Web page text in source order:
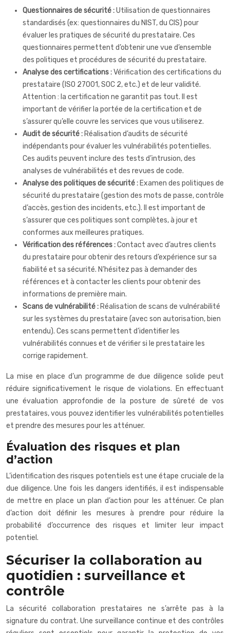
Questionnaires de sécurité :Utilisation de questionnaires
standardisés (ex: questionnaires du NIST, du CIS) pour
évaluer les pratiques de sécurité du prestataire. Ces
questionnaires permettent d’obtenir une vue d’ensemble
des politiques et procédures de sécurité du prestataire.
Analyse des certifications :Vérification des certifications du
prestataire (ISO 27001, SOC 2, etc.) et de leur validité.
Attention : la certification ne garantit pas tout. Il est
important de vérifier la portée de la certification et de
s’assurer qu’elle couvre les services que vous utiliserez.
Audit de sécurité : Réalisation d’audits de sécurité
indépendants pour évaluer les vulnérabilités potentielles.
Ces audits peuvent inclure des tests d’intrusion, des
analyses de vulnérabilités et des revues de code.
Analyse des politiques de sécurité : Examen des politiques de
sécurité du prestataire (gestion des mots de passe, contrôle
d’accès, gestion des incidents, etc.). Il est important de
s’assurer que ces politiques sont complètes, à jour et
conformes aux meilleures pratiques.
Vérification des références :Contact avec d’autres clients
du prestataire pour obtenir des retours d’expérience sur sa
fiabilité et sa sécurité. N’hésitez pas à demander des
références et à contacter les clients pour obtenir des
informations de première main.
Scans de vulnérabilité : Réalisation de scans de vulnérabilité
sur les systèmes du prestataire (avec son autorisation, bien
entendu). Ces scans permettent d’identifier les
vulnérabilités connues et de vérifier si le prestataire les
corrige rapidement.
La mise en place d’un programme de due diligence solide peut
réduire significativement le risque de violations. En effectuant
une évaluation approfondie de la posture de sûreté de vos
prestataires, vous pouvez identifier les vulnérabilités potentielles
et prendre des mesures pour les atténuer.
Évaluation des risques et plan
d’action
L’identification des risques potentiels est une étape cruciale de la
due diligence. Une fois les dangers identifiés, il est indispensable
de mettre en place un plan d’action pour les atténuer. Ce plan
d’action doit définir les mesures à prendre pour réduire la
probabilité d’occurrence des risques et limiter leur impact
potentiel.
Sécuriser la collaboration au
quotidien : surveillance et
contrôle
La sécurité collaboration prestataires ne s’arrête pas à la
signature du contrat. Une surveillance continue et des contrôles